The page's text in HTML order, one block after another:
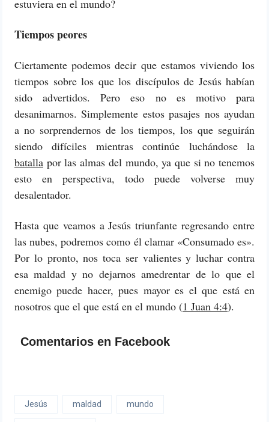
estuviera en el mundo?
Tiempos peores
Ciertamente podemos decir que estamos viviendo los
tiempos sobre los que los discípulos de Jesús habían
sido advertidos. Pero eso no es motivo para
desanimarnos. Simplemente estos pasajes nos ayudan
a no sorprendernos de los tiempos, los que seguirán
siendo difíciles mientras continúe luchándose la
batalla por las almas del mundo, ya que si no tenemos
esto en perspectiva, todo puede volverse muy
desalentador.
Hasta que veamos a Jesús triunfante regresando entre
las nubes, podremos como él clamar «Consumado es».
Por lo pronto, nos toca ser valientes y luchar contra
esa maldad y no dejarnos amedrentar de lo que el
enemigo puede hacer, pues mayor es el que está en
nosotros que el que está en el mundo (1 Juan 4:4).
Comentarios en Facebook
Jesús maldad mundo